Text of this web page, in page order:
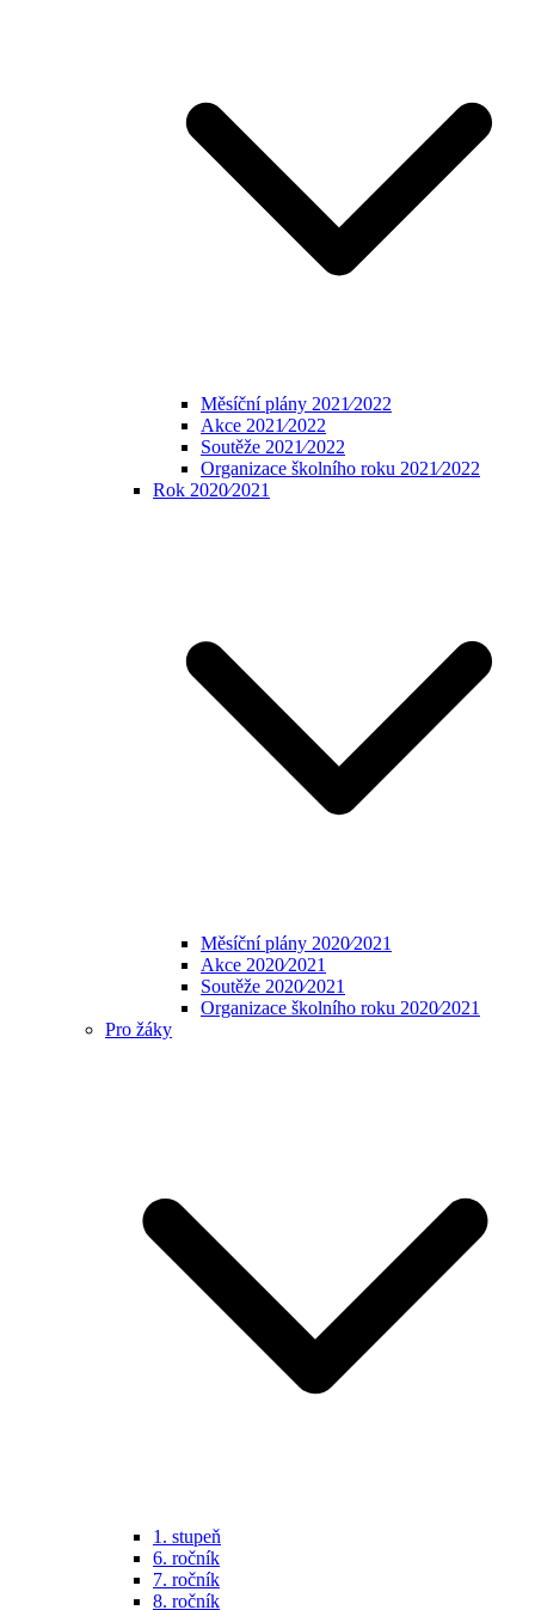
Měsíční plány 2021⁄2022
Akce 2021⁄2022
Soutěže 2021⁄2022
Organizace školního roku 2021⁄2022
Rok 2020⁄2021
Měsíční plány 2020⁄2021
Akce 2020⁄2021
Soutěže 2020⁄2021
Organizace školního roku 2020⁄2021
Pro žáky
1. stupeň
6. ročník
7. ročník
8. ročník